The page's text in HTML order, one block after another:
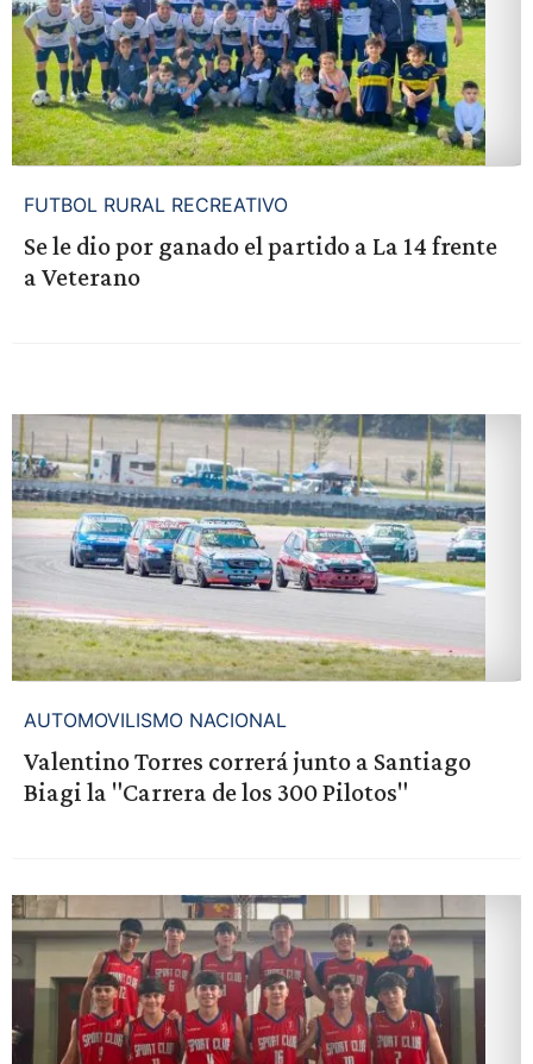
FUTBOL RURAL RECREATIVO
Se le dio por ganado el partido a La 14 frente
a Veterano
AUTOMOVILISMO NACIONAL
Valentino Torres correrá junto a Santiago
Biagi la "Carrera de los 300 Pilotos"